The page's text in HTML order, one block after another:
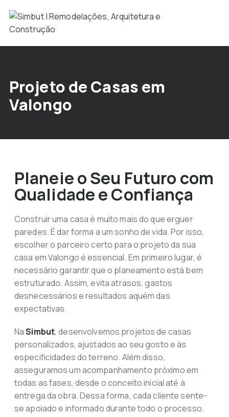
Projeto de Casas em
Valongo
Planeie o Seu Futuro com
Qualidade e Confiança
Construir uma casa é muito mais do que erguer
paredes. É dar forma a um sonho de vida. Por isso,
escolher o parceiro certo para o projeto da sua
casa em Valongo é essencial. Em primeiro lugar, é
necessário garantir que o planeamento está bem
estruturado. Assim, evita atrasos, gastos
desnecessários e resultados aquém das
expectativas.
NaSimbut, desenvolvemos projetos de casas
personalizados, ajustados ao seu gosto e às
especificidades do terreno. Além disso,
asseguramos um acompanhamento próximo em
todas as fases, desde o conceito inicial até à
entrega da obra. Dessa forma, cada cliente sente-
se apoiado e informado durante todo o processo.